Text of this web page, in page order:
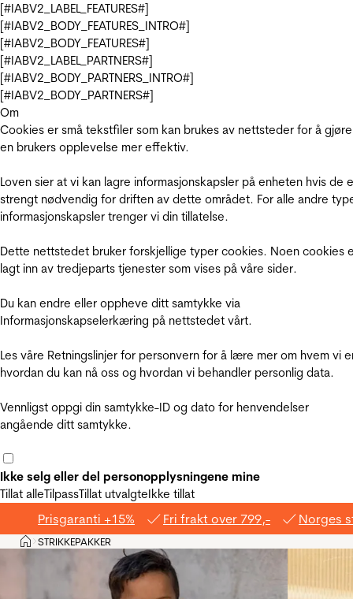
[#IABV2_LABEL_FEATURES#]
[#IABV2_BODY_FEATURES_INTRO#]
[#IABV2_BODY_FEATURES#]
[#IABV2_LABEL_PARTNERS#]
[#IABV2_BODY_PARTNERS_INTRO#]
[#IABV2_BODY_PARTNERS#]
Om
Cookies er små tekstfiler som kan brukes av nettsteder for å gjøre
en brukers opplevelse mer effektiv.
Loven sier at vi kan lagre informasjonskapsler på enheten hvis de
strengt nødvendig for driften av dette området. For alle andre
informasjonskapsler trenger vi din tillatelse.
Dette nettstedet bruker forskjellige typer cookies. Noen cookies
lagt inn av tredjeparts tjenester som vises på våre sider.
Du kan endre eller oppheve ditt samtykke via
Informasjonskapselerkæring på nettstedet vårt.
Les våre Retningslinjer for personvern for å lære mer om hvem vi
hvordan du kan nå oss og hvordan vi behandler personlig data.
Vennligst oppgi din samtykke-ID og dato for henvendelser
angående ditt samtykke.
Ikke selg eller del personopplysningene mine
Tillat alleTilpassTillat utvalgteIkke tillat
Prisgaranti +15% Fri frakt over 799,- Norges
Hjem
>STRIKKEPAKKER